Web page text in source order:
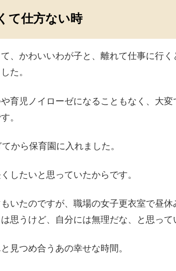
て仕方ない時
、かわいいわが子と、離れて仕事に行
た。
育児ノイローゼになることもなく、大
。
から保育園に入れました。
したいと思っていたからです。
いたのですが、職場の女子更衣室で昼
思うけど、自分には無理だな、と思って
見つめ合うあの幸せな時間。